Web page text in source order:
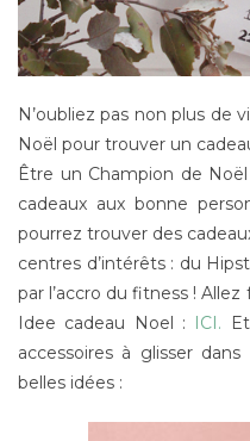
N’oubliez pas non plus de
Noël pour trouver un
Être un Champion de
cadeaux aux bonne
pourrez trouver des
centres d’intérêts : du
par l’accro du fitness !
Idee cadeau Noel : ICI.
accessoires à glisser
belles idées :